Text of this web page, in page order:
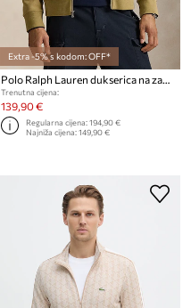
Extra -5% s kodom: OFF*
Polo Ralph Lauren dukserica na zakopčavanje sa kapuljačom
Trenutna cijena:
139,90 €
Regularna cijena:194,90 €
Najniža cijena:149,90 €